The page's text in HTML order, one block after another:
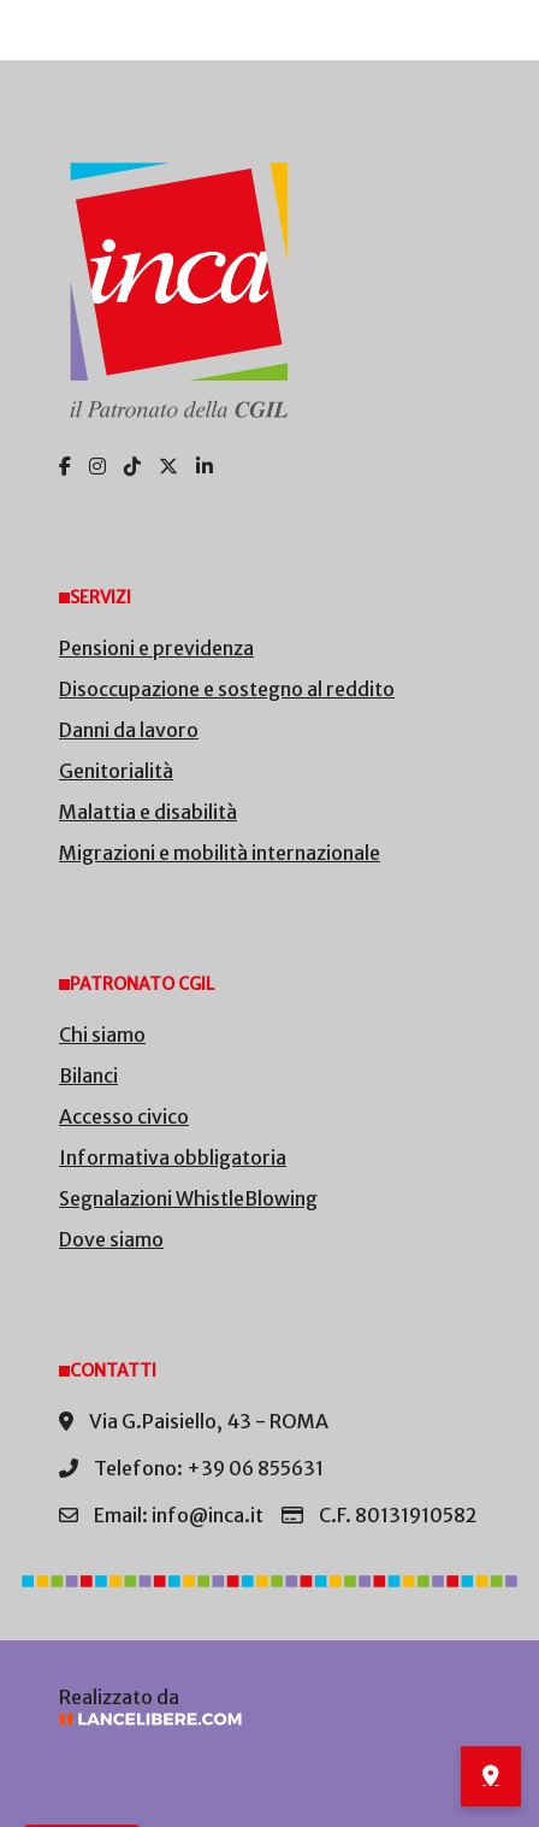
SERVIZI
Pensioni e previdenza
Disoccupazione e sostegno al reddito
Danni da lavoro
Genitorialità
Malattia e disabilità
Migrazioni e mobilità internazionale
PATRONATO CGIL
Chi siamo
Bilanci
Accesso civico
Informativa obbligatoria
Segnalazioni WhistleBlowing
Dove siamo
CONTATTI
Via G.Paisiello, 43 - ROMA
Telefono: +39 06 855631
Email: info@inca.it
C.F. 80131910582
Realizzato da